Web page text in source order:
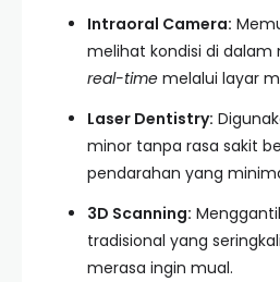
Intraoral Camera:
melihat kondisi di
real-time melalui layar
Laser Dentistry:
minor tanpa rasa sakit
pendarahan yang
3D Scanning:
tradisional yang
merasa ingin mual.